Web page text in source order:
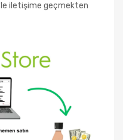
iletişime geçmekten